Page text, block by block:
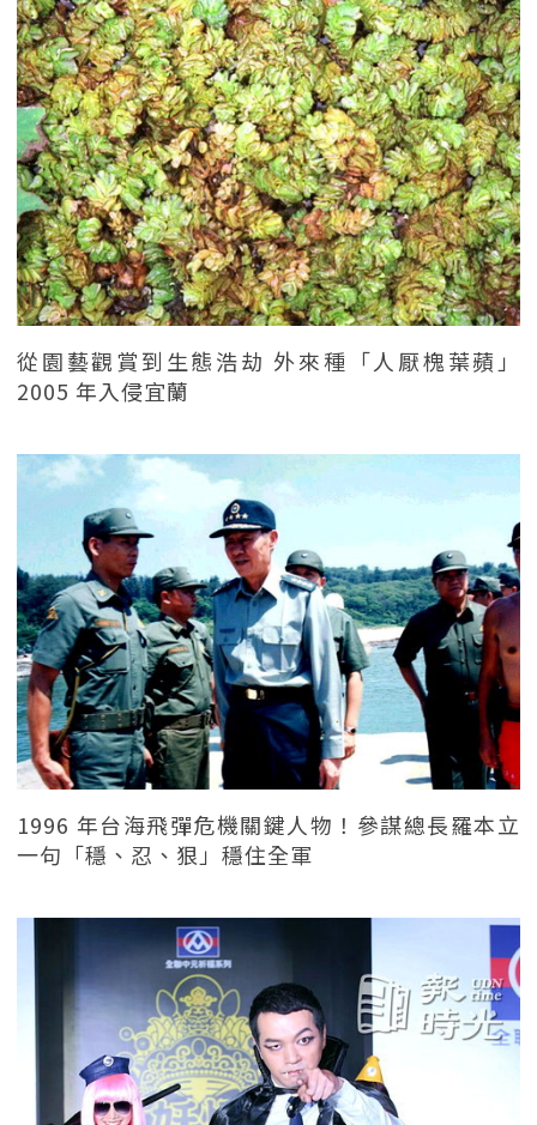
從園藝觀賞到生態浩劫 外來種「人厭槐葉蘋」
2005 年入侵宜蘭
1996 年台海飛彈危機關鍵人物！參謀總長羅本立
一句「穩、忍、狠」穩住全軍